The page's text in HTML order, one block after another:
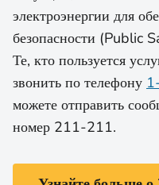
электроэнергии для
безопасности (Public
Те, кто пользуется
звонить по телефону
можете отправить
номер 211-211.